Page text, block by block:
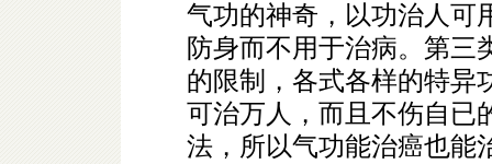
气功的神奇，以功治人可
防身而不用于治病。第三
的限制，各式各样的特异
可治万人，而且不伤自已
法，所以气功能治癌也能